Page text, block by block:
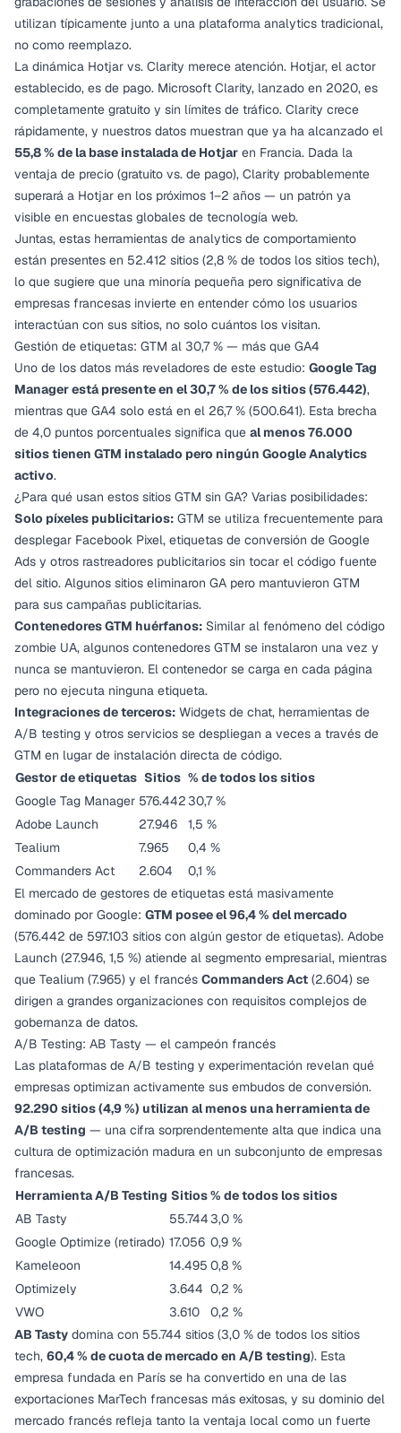
utilizan típicamente junto a una plataforma analytics tradicional,
no como reemplazo.
La dinámica Hotjar vs. Clarity merece atención. Hotjar, el actor
establecido, es de pago. Microsoft Clarity, lanzado en 2020, es
completamente gratuito y sin límites de tráfico. Clarity crece
rápidamente, y nuestros datos muestran que ya ha alcanzado el
55,8 % de la base instalada de Hotjar en Francia. Dada la
ventaja de precio (gratuito vs. de pago), Clarity probablemente
superará a Hotjar en los próximos 1–2 años — un patrón ya
visible en encuestas globales de tecnología web.
Juntas, estas herramientas de analytics de comportamiento
están presentes en 52.412 sitios (2,8 % de todos los sitios tech),
lo que sugiere que una minoría pequeña pero significativa de
empresas francesas invierte en entender cómo los usuarios
interactúan con sus sitios, no solo cuántos los visitan.
Gestión de etiquetas: GTM al 30,7 % — más que GA4
Uno de los datos más reveladores de este estudio: Google Tag
Manager está presente en el 30,7 % de los sitios (576.442),
mientras que GA4 solo está en el 26,7 % (500.641). Esta brecha
de 4,0 puntos porcentuales significa que al menos 76.000
sitios tienen GTM instalado pero ningún Google Analytics
activo.
¿Para qué usan estos sitios GTM sin GA? Varias posibilidades:
Solo píxeles publicitarios: GTM se utiliza frecuentemente para
desplegar Facebook Pixel, etiquetas de conversión de Google
Ads y otros rastreadores publicitarios sin tocar el código fuente
del sitio. Algunos sitios eliminaron GA pero mantuvieron GTM
para sus campañas publicitarias.
Contenedores GTM huérfanos: Similar al fenómeno del código
zombie UA, algunos contenedores GTM se instalaron una vez y
nunca se mantuvieron. El contenedor se carga en cada página
pero no ejecuta ninguna etiqueta.
Integraciones de terceros: Widgets de chat, herramientas de
A/B testing y otros servicios se despliegan a veces a través de
GTM en lugar de instalación directa de código.
Gestor de etiquetas Sitios % de todos los sitios
Google Tag Manager 576.44230,7 %
Adobe Launch
27.946
1,5 %
Tealium
7.965
0,4 %
Commanders Act
2.604
0,1 %
El mercado de gestores de etiquetas está masivamente
dominado por Google: GTM posee el 96,4 % del mercado
(576.442 de 597.103 sitios con algún gestor de etiquetas). Adobe
Launch (27.946, 1,5 %) atiende al segmento empresarial, mientras
que Tealium (7.965) y el francés Commanders Act (2.604) se
dirigen a grandes organizaciones con requisitos complejos de
gobernanza de datos.
A/B Testing: AB Tasty — el campeón francés
Las plataformas de A/B testing y experimentación revelan qué
empresas optimizan activamente sus embudos de conversión.
92.290 sitios (4,9 %) utilizan al menos una herramienta de
A/B testing — una cifra sorprendentemente alta que indica una
cultura de optimización madura en un subconjunto de empresas
francesas.
Herramienta A/B Testing Sitios% de todos los sitios
AB Tasty
55.7443,0 %
Google Optimize (retirado) 17.056 0,9 %
Kameleoon
14.495 0,8 %
Optimizely
3.644 0,2 %
VWO
3.610
0,2 %
AB Tasty domina con 55.744 sitios (3,0 % de todos los sitios
tech, 60,4 % de cuota de mercado en A/B testing). Esta
empresa fundada en París se ha convertido en una de las
exportaciones MarTech francesas más exitosas, y su dominio del
mercado francés refleja tanto la ventaja local como un fuerte